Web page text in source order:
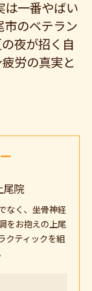
は一番やばい
市のベテラン
夜が招く自
労の真実と
尾院
なく、坐骨神経
をお抱えの上尾
クティックを組